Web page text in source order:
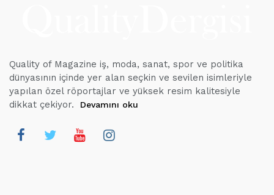
Quality of Magazine iş, moda, sanat, spor ve politika
dünyasının içinde yer alan seçkin ve sevilen isimleriyle
yapılan özel röportajlar ve yüksek resim kalitesiyle
dikkat çekiyor.
Devamını oku